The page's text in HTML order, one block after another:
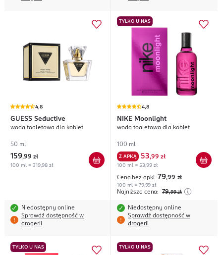
4,8
GUESS Seductive
woda toaletowa dla kobiet
50 ml
159,99 zł
100 ml = 319,98 zł
Niedostępny online
Sprawdź dostępność w
drogerii
TYLKO U NAS
4,8
NIKE Moonlight
woda toaletowa dla kobiet
100 ml
Z APKĄ 53,99 zł
100 ml = 53,99 zł
Cena bez apki: 79,99 zł
100 ml = 79,99 zł
Najniższa cena: 79,99 zł
Niedostępny online
Sprawdź dostępność w
drogerii
TYLKO U NAS TYLKO U NAS